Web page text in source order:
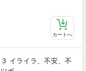
カートへ
イライラ、不安、不